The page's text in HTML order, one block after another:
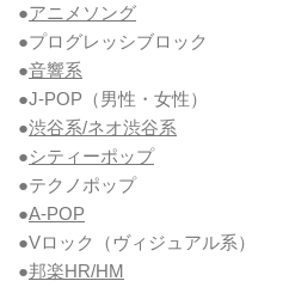
●アニメソング
●プログレッシブロック
●音響系
●J-POP（男性・女性）
●渋谷系/ネオ渋谷系
●シティーポップ
●テクノポップ
●A-POP
●Vロック
（ヴィジュアル系）
●邦楽HR/HM